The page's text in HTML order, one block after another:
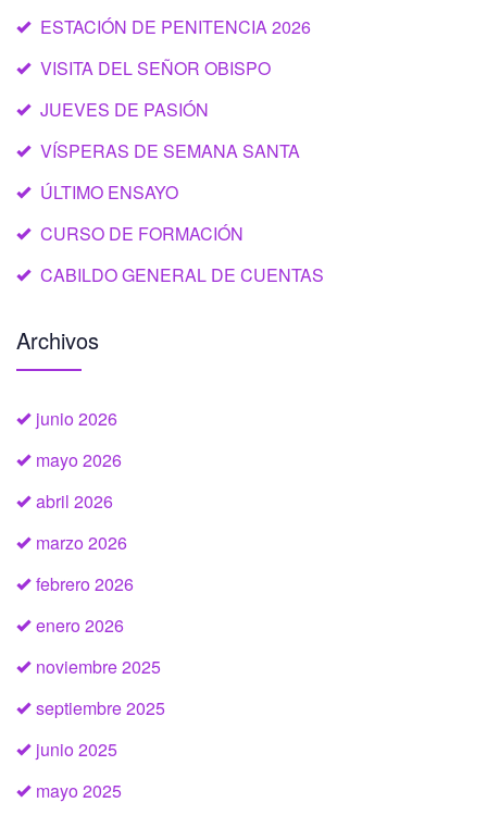
ESTACIÓN DE PENITENCIA 2026
VISITA DEL SEÑOR OBISPO
JUEVES DE PASIÓN
VÍSPERAS DE SEMANA SANTA
ÚLTIMO ENSAYO
CURSO DE FORMACIÓN
CABILDO GENERAL DE CUENTAS
Archivos
junio 2026
mayo 2026
abril 2026
marzo 2026
febrero 2026
enero 2026
noviembre 2025
septiembre 2025
junio 2025
mayo 2025